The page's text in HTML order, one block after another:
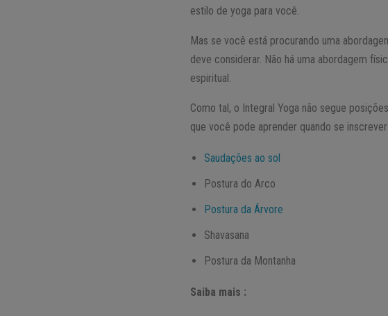
estilo de yoga para você.
Mas se você está procurando uma
deve considerar. Não há uma abordagem
espiritual.
Como tal, o Integral Yoga não segue
que você pode aprender quando se
Saudações ao sol
Postura do Arco
Postura da Árvore
Shavasana
Postura da Montanha
Saiba mais :